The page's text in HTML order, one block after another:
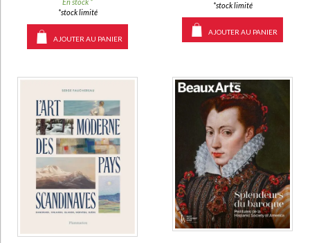
*stock limité
AJOUTER AU PANIER
*stock limité
AJOUTER AU PANIER